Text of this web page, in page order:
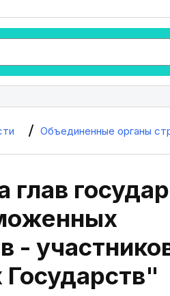
Объединенные органы
-